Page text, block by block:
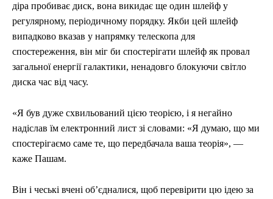
діра пробиває диск, вона викидає ще один шлейф у
регулярному, періодичному порядку. Якби цей шлейф
випадково вказав у напрямку телескопа для
спостереження, він міг би спостерігати шлейф як провал
загальної енергії галактики, ненадовго блокуючи світло
диска час від часу.
«Я був дуже схвильований цією теорією, і я негайно
надіслав їм електронний лист зі словами: «Я думаю, що ми
спостерігаємо саме те, що передбачала ваша теорія», —
каже Пашам.
Він і чеські вчені об’єдналися, щоб перевірити цю ідею за